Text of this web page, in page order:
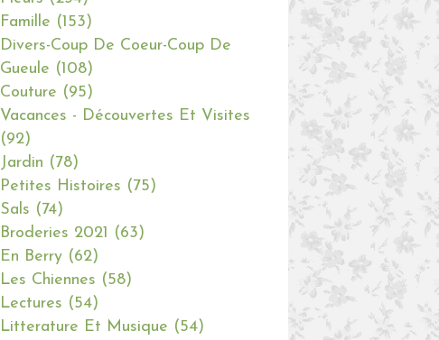
Famille (153)
Divers-Coup De Coeur-Coup De
Gueule (108)
Couture (95)
Vacances - Découvertes Et Visites
(92)
Jardin (78)
Petites Histoires (75)
Sals (74)
Broderies 2021
(63)
En Berry (62)
Les Chiennes (58)
Lectures (54)
Litterature Et Musique (54)